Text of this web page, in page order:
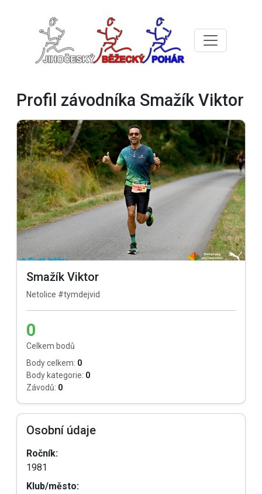
Profil závodníka Smažík Viktor
Smažík Viktor
Netolice #tymdejvid
0
Celkem bodů
Body celkem: 0
Body kategorie: 0
Závodů: 0
Osobní údaje
Ročník:
1981
Klub/město: